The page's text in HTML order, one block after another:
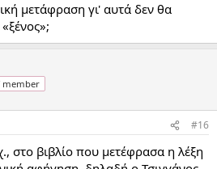
μετάφραση γι' αυτά δεν θα
member
#16
στο βιβλίο που μετέφρασα η λέξη